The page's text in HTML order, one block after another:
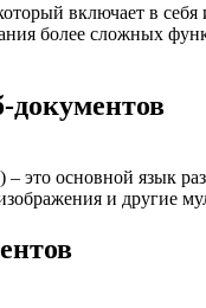
включает в
более сложных
это основной язык
и другие